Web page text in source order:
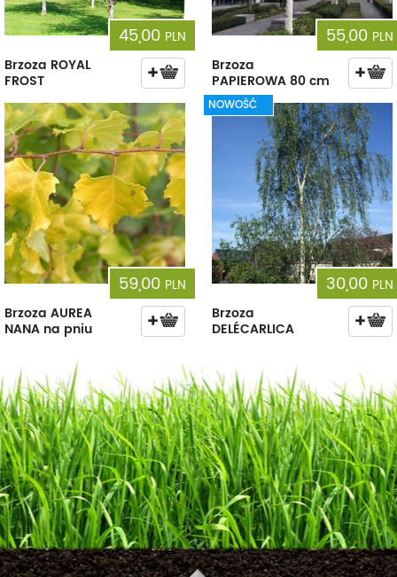
45,00 PLN
Brzoza ROYAL
FROST
55,00 PLN
Brzoza
PAPIEROWA 80 cm
59,00 PLN
Brzoza AUREA
NANA na pniu
NOWOŚĆ
30,00 PLN
Brzoza
DELÉCARLICA